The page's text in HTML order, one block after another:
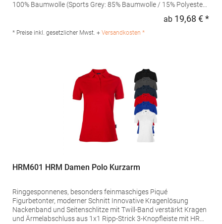
100% Baumwolle (Sports Grey: 85% Baumwolle / 15% Polyester),
Produktsicherheit: Herst.-Nr.: 4005FHersteller: Promodoro
Fashion GmbH Am Gatherhof 57 40472 Düsseldorf Deutschland
ab 19,68 € *
* Preise inkl. gesetzlicher Mwst. + Versandkosten *
HRM601 HRM Damen Polo Kurzarm
Ringgesponnenes, besonders feinmaschiges Piqué
Figurbetonter, moderner Schnitt Innovative Kragenlösung
Nackenband und Seitenschlitze mit Twill-Band verstärkt Kragen
und Ärmelabschluss aus 1x1 Ripp-Strick 3-Knopfleiste mit HRM-